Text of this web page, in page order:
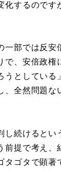
するので
部では反安
で、安倍政
としてい
全然問題な
続けるとい
提で考え、
ゴタで顕